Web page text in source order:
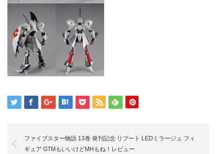
ファイブスター物語 13巻 発刊記念 リブート LEDミラージュ フィ
ギュア GTMもいいけどMHもね！レビュー